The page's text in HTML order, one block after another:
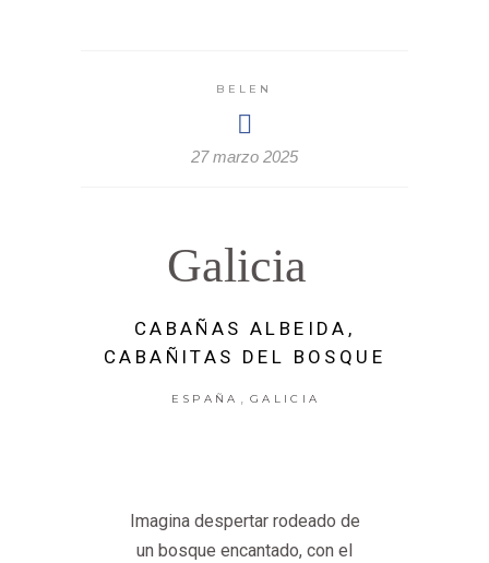
BELEN
27 marzo 2025
Galicia
CABAÑAS ALBEIDA,
CABAÑITAS DEL BOSQUE
ESPAÑA GALICIA
Imagina despertar rodeado de
un bosque encantado, con el